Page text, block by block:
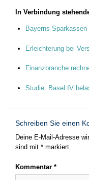
In Verbindung
Bayerns
Erleichterung bei
Finanzbranche
Studie: Basel IV
Schreiben Sie einen
Deine E-Mail-Adresse
sind mit * markiert
Kommentar *